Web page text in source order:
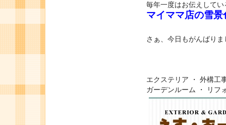
毎年一度はお伝えしてい
マイママ店の雪景
さぁ、今日もがんばりま
エクステリア ・ 外構工
ガーデンルーム ・ リフ